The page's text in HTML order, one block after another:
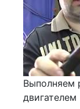
Выполняем